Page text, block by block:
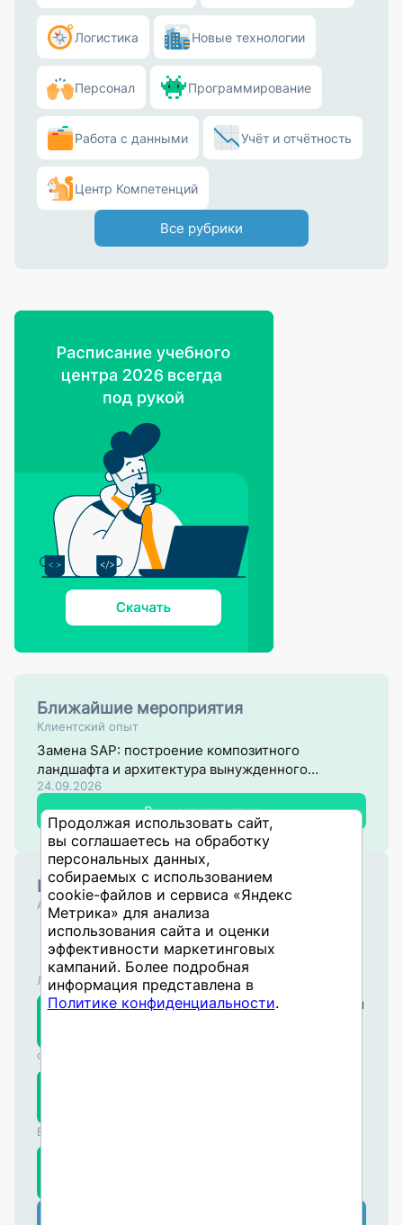
Логистика Новые технологии
Персонал Программирование
Работа с данными Учёт и отчётность
Центр Компетенций
Все рубрики
Ближайшие мероприятия
Клиентский опыт
Замена SAP: построение композитного
ландшафта и архитектура вынужденного
перехода
24.09.2026
Все мероприятия
Ближайшие курсы
Администрирование
Настройка производительности систем
на основе SAP NW ABAP
10.08.2026
Логистика
SMM
Настройки в управлении материальными
Финансы и учёт
Бизнес-аналитика
Продолжая использовать сайт,
вы соглашаетесь на обработку
персональных данных,
собираемых с использованием
cookie-файлов и сервиса «Яндекс
Метрика» для анализа
использования сайта и оценки
эффективности маркетинговых
кампаний. Более подробная
информация представлена в
Политике конфиденциальности.